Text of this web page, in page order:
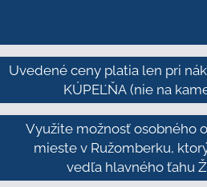
Uvedené ceny platia len pri
KÚPEĽŇA (nie na
Využite možnosť osobného
mieste v Ružomberku,
vedľa hlavného ťahu